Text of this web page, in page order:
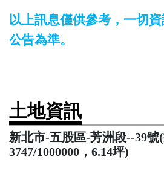
以上訊息僅供參考，一切
公告為準。
土地資訊
新北市-五股區-芳洲段--39號
3747/1000000，6.14坪)